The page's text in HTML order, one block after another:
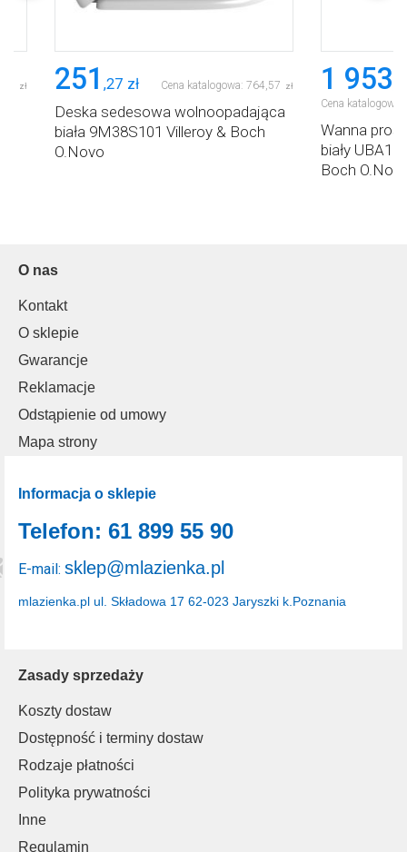
zł 251 ,27 zł Cena katalogowa: 764 57 zł
Deska sedesowa wolnoopadająca
biała 9M38S101 Villeroy & Boch
O.Novo
1 953
Cena katalogowa:
Wanna
biały
Boch
O nas
Kontakt
O sklepie
Gwarancje
Reklamacje
Odstąpienie od umowy
Mapa strony
Zasady sprzedaży
Koszty dostaw
Dostępność i terminy dostaw
Rodzaje płatności
Polityka prywatności
Inne
Regulamin
Informacja o sklepie
mlazienka.pl ul. Składowa 17 62-023 Jaryszki k.Poznania
Telefon: 61 899 55 90
E-mail: sklep@mlazienka.pl